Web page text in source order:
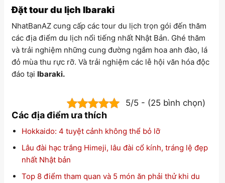
Đặt tour du lịch Ibaraki
NhatBanAZ cung cấp các tour du lịch trọn gói đến thăm
các địa điểm du lịch nổi tiếng nhất Nhật Bản. Ghé thăm
và trải nghiệm những cung đường ngắm hoa anh đào, lá
đỏ mùa thu rực rỡ. Và trải nghiệm các lễ hội văn hóa độc
đáo tại Ibaraki.
5/5 - (25 bình chọn)
Các địa điểm ưa thích
Hokkaido: 4 tuyệt cảnh không thể bỏ lỡ
Lâu đài hạc trắng Himeji, lâu đài cổ kính, tráng lệ đẹp
nhất Nhật bản
Top 8 điểm tham quan và 5 món ăn phải thử khi du